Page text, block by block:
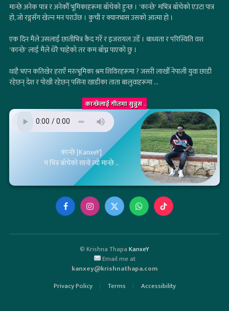
मान्छे अनेक पात्र र अनेकौँ भूमिकाहरूमा बाँचेको हुन्छ । 'कान्छे' मभित्र बाँचेको एउटा पात्र
हो, जो रङ्गसँग खेल्न मन पराउँछ । कुची र क्यानभास उसको आत्मा हो ।
एक दिन मैले उसलाई छातीभित्र कैद गरेँ र इजरायल उडेँ । बाध्यता र परिस्थिति वश
'कान्छे' लाई मैले धेरै चाहेको तर कम बाँच्न पाएको छु ।
थाहै भएन कतिखेर हराएँ मरुभूमिका श्रम शिविरहरूमा ? जसरी लाखौँ नेपाली युवा छाडी
रहेछन् देश र पोखी रहेछन् पसिना खाडीका ताता बालुवाहरूमा ...
कान्छेलाई गीतमा सुन्नुस..
कान्छे [KanxeY]
म भित्र बाँचेको सानो त्यो मान्छे ..
FacebookInstagram
X
WhatsAppTikTok
© Krishna ThapaKanxeY
Email me at
kanxey@krishnathapa.com
Privacy Policy
Terms Accessibility